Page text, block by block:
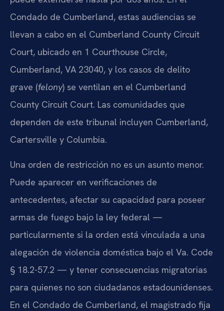
Condado de Cumberland, estas audiencias se
llevan a cabo en el Cumberland County Circuit
Court, ubicado en 1 Courthouse Circle,
Cumberland, VA 23040, y los casos de delito
grave (felony) se ventilan en el Cumberland
County Circuit Court. Las comunidades que
dependen de este tribunal incluyen Cumberland,
Cartersville y Columbia.
Una orden de restricción no es un asunto menor.
Puede aparecer en verificaciones de
antecedentes, afectar su capacidad para poseer
armas de fuego bajo la ley federal —
particularmente si la orden está vinculada a una
alegación de violencia doméstica bajo el Va. Code
§ 18.2-57.2 — y tener consecuencias migratorias
para quienes no son ciudadanos estadounidenses.
En el Condado de Cumberland, el magistrado fija